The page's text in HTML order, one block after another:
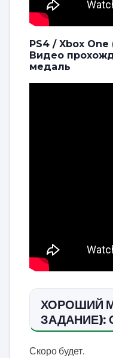
PS4 / Xbox
Видео
медаль
ХОРОШИЙ
ЗАДАНИЕ):
Скоро будет.